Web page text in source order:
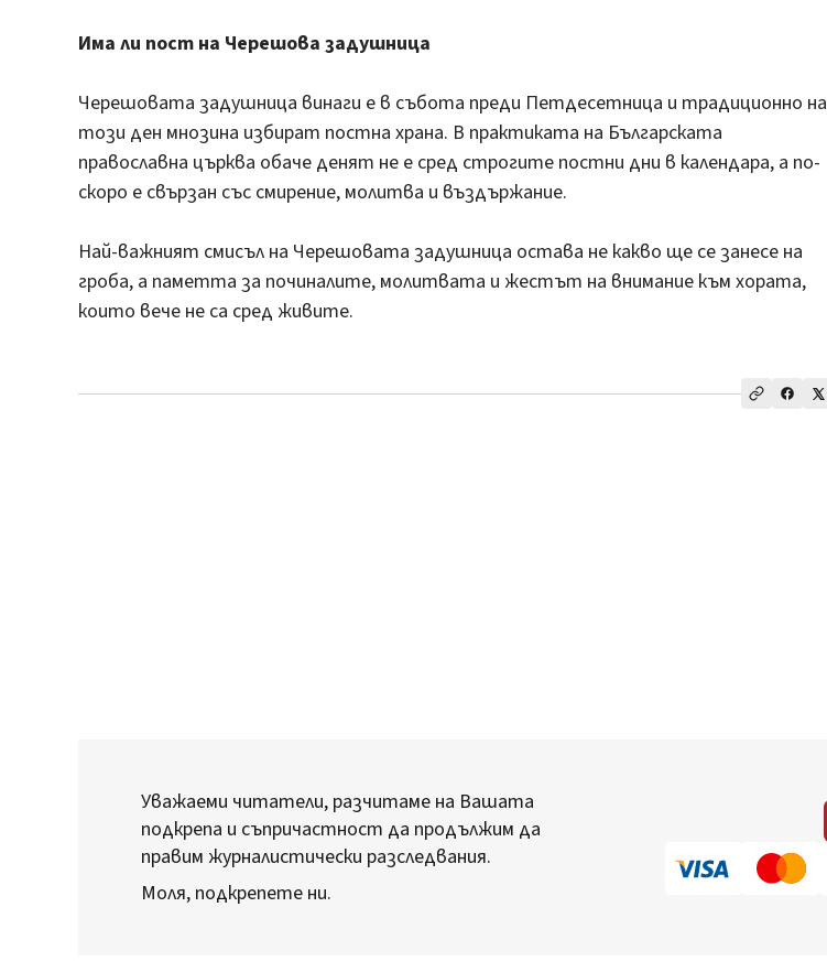
Има ли пост на Черешова задушница
Черешовата задушница винаги е в събота преди Петдесетница и традиционно на
този ден мнозина избират постна храна. В практиката на Българската
православна църква обаче денят не е сред строгите постни дни в календара, а по-
скоро е свързан със смирение, молитва и въздържание.
Най-важният смисъл на Черешовата задушница остава не какво ще се занесе на
гроба, а паметта за починалите, молитвата и жестът на внимание към хората,
които вече не са сред живите.
Уважаеми читатели, разчитаме на Вашата
подкрепа и съпричастност да продължим да
правим журналистически разследвания.
Моля, подкрепете ни.